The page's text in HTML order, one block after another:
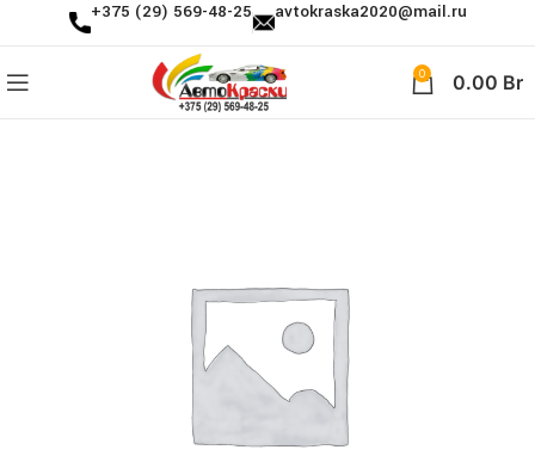
+375 (29) 569-48-25 avtokraska2020@mail.ru
0 0.00 Br